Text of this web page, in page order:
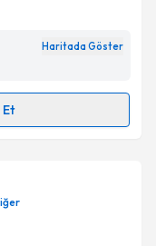
belirtilen
Haritada Göster
almanız
ile